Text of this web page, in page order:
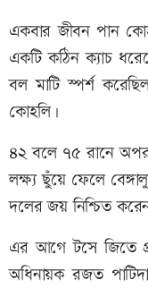
একবার জীবন পান
একটি কঠিন ক্যাচ
বল মাটি স্পর্শ
কোহলি।
৪২ বলে ৭৫ রানে
লক্ষ্য ছুঁয়ে ফেলে
দলের জয় নিশ্চিত
এর আগে টসে জিতে
অধিনায়ক রজত